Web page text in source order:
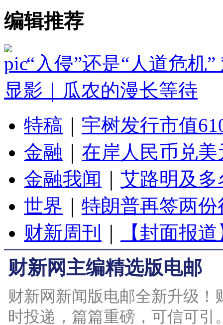
编辑推荐
“入侵”还是“人道危机
显影｜瓜农的漫长等待
特稿
宇树发行市值
金融
在岸人民币兑
金融我闻
艾路明及
世界
特朗普再签两
财新周刊
【封面报
财新网主编精选版电邮
财新网新闻版电邮全新升级
时投递，篇篇重磅，可信可引